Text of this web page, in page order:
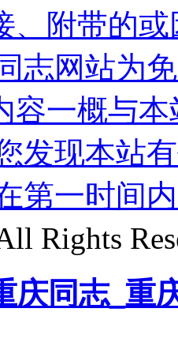
、附带的
志网站为
容一概与
发现本站
第一时间
Rights
庆同志_重